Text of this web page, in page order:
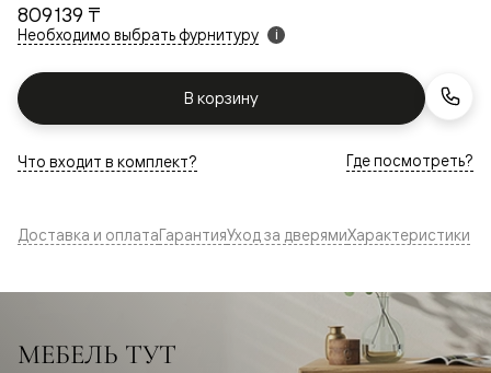
809 139 ₸
Необходимо выбрать фурнитуру i
В корзину
Что входит в комплект? Где посмотреть?
Доставка и оплатаГарантияУход за дверямиХарактеристики
МЕБЕЛЬ ТУТ